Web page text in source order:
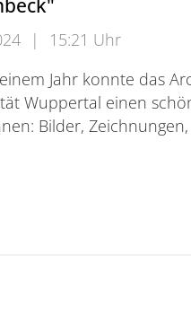
|
15:21 Uhr
Jahr konnte das
Wuppertal einen
Bilder,
"Anneliese